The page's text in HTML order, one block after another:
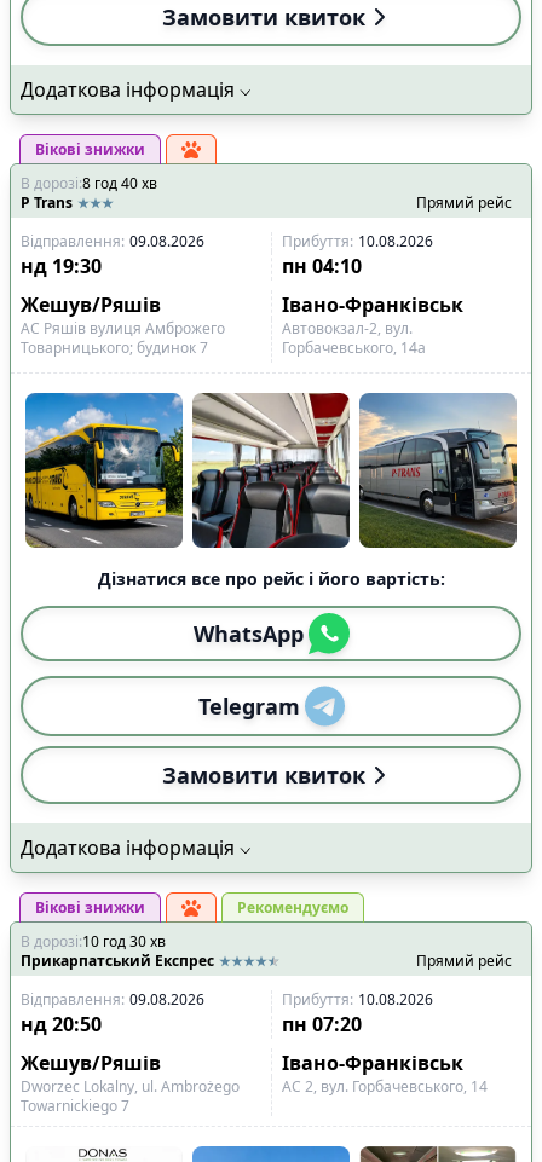
Замовити квиток
Додаткова інформація
Вікові знижки
В дорозі:8 год40хв
P Trans
Прямий рейс
Відправлення: 09.08.2026 Прибуття: 10.08.2026
нд 19:30 пн 04:10
Жешув/Ряшів
Івано-Франківськ
АС Ряшів вулиця Амброжего
Товарницького; будинок 7
Автовокзал-2, вул.
Горбачевського, 14а
Дізнатися все про рейс і його вартість:
WhatsApp
Telegram
Замовити квиток
Додаткова інформація
Вікові знижки
Рекомендуємо
В дорозі:10 год30хв
Прикарпатський Експрес
Прямий рейс
Відправлення: 09.08.2026 Прибуття: 10.08.2026
нд20:50 пн 07:20
Жешув/Ряшів
Івано-Франківськ
Dworzec Lokalny, ul. Ambrożego
Towarnickiego 7
AC 2, вул. Горбачевського, 14